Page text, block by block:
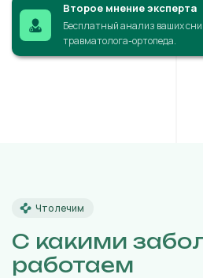
Второе мнение эксперта
Бесплатный анализ ваших
травматолога-ортопеда.
Что лечим
С какими
работаем